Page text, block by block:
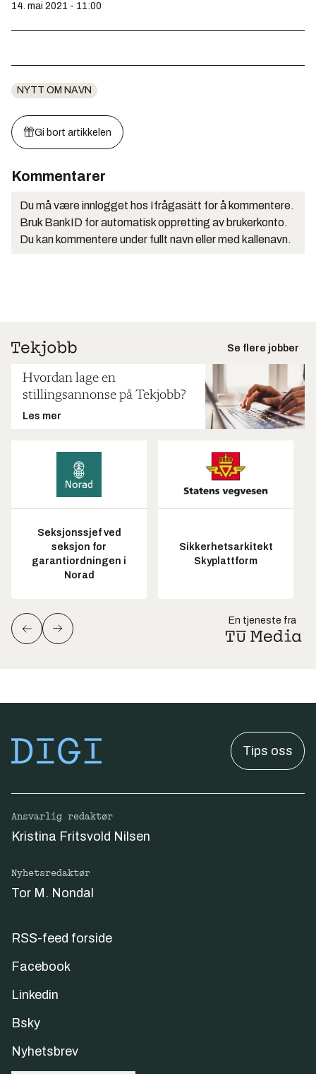
14. mai 2021 - 11:00
NYTT OM NAVN
Gi bort artikkelen
Kommentarer
Du må være innlogget hos Ifrågasätt for å kommentere.
Bruk BankID for automatisk oppretting av brukerkonto.
Du kan kommentere under fullt navn eller med kallenavn.
Se flere jobber
Hvordan lage en
stillingsannonse på Tekjobb?
Les mer
Seksjonssjef ved
seksjon for
garantiordningen i
Norad
Sikkerhetsarkitekt
Skyplattform
En tjeneste fra
Tips oss
Ansvarlig redaktør
Kristina Fritsvold Nilsen
Nyhetsredaktør
Tor M. Nondal
RSS-feed forside
Facebook
Linkedin
Bsky
Nyhetsbrev